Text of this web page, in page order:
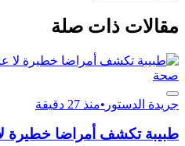
مقالات ذات صلة
صحة
جريدة الدستور •منذ 27 دقيقة
طبيبة تكشف أمراضا خطيرة لا